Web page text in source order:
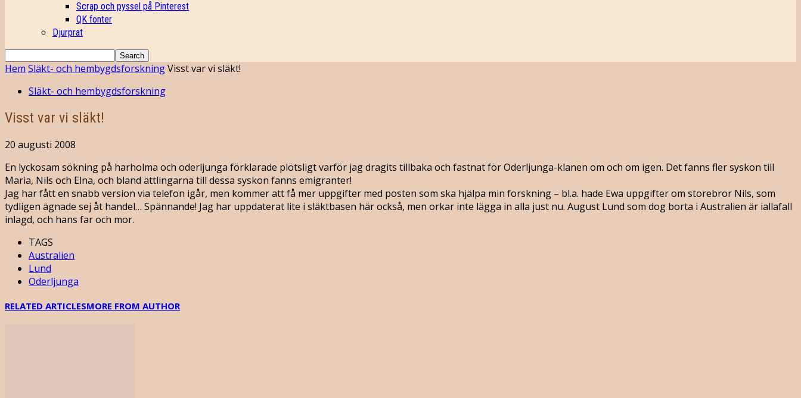
Scrap och pyssel på Pinterest
QK fonter
Djurprat
Hem Släkt- och hembygdsforskningVisst var vi släkt!
Släkt- och hembygdsforskning
Visst var vi släkt!
20 augusti 2008
En lyckosam sökning på harholma och oderljunga förklarade plötsligt varför jag dragits tillbaka och fastnat för Oderljunga-klanen om och om igen. Det fanns fler syskon till
Maria, Nils och Elna, och bland ättlingarna till dessa syskon fanns emigranter!
Jag har fått en snabb version via telefon igår, men kommer att få mer uppgifter med posten som ska hjälpa min forskning – bl.a. hade Ewa uppgifter om storebror Nils, som
tydligen ägnade sej åt handel… Spännande! Jag har uppdaterat lite i släktbasen här också, men orkar inte lägga in alla just nu. August Lund som dog borta i Australien är iallafall
inlagd, och hans far och mor.
TAGS
Australien
Lund
Oderljunga
RELATED ARTICLESMORE FROM AUTHOR